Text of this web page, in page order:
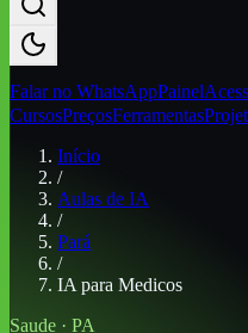
Falar no WhatsAppPainel
CursosPreçosFerramentas
Início
/
Aulas de IA
/
Pará
/
IA para Medicos
Saude · PA